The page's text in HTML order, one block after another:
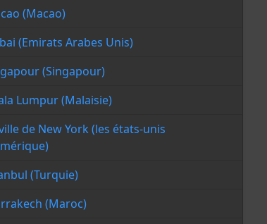
(Macao)
(Emirats Arabes Unis)
(Singapour)
Lumpur (Malaisie)
de New York (les états-unis
(Turquie)
(Maroc)